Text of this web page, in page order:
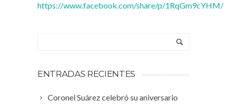
https://www.facebook.com/share/p/1RqGm9cYHM/
ENTRADAS RECIENTES
Coronel Suárez celebró su aniversario